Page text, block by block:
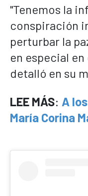
"Tenemos la
conspiración
perturbar la
en especial
detalló en su
LEE MÁS: A
María Corina